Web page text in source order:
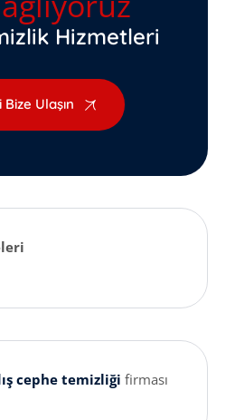
Hizmetleri
Bize Ulaşın
cephe temizliği firması